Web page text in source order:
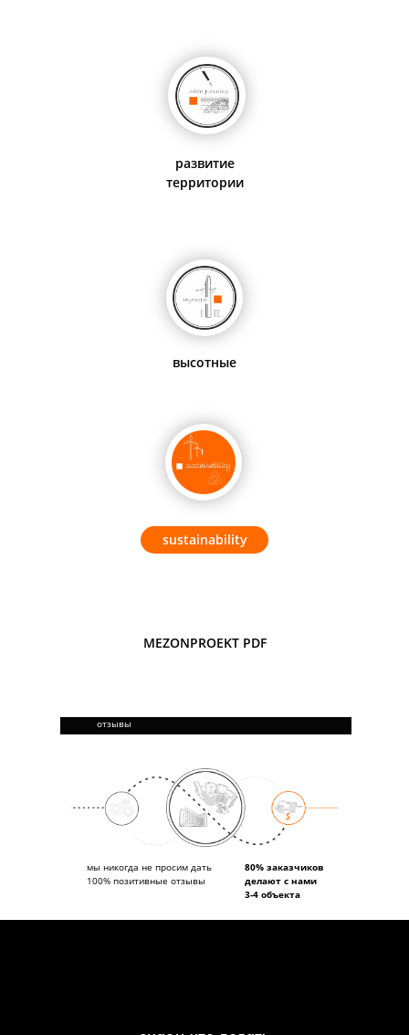
sustainability
развитие
территории
высотные
MEZONPROEKT PDF
80% заказчиков
делают с нами
3-4 объекта
отзывы
мы никогда не просим дать
100% позитивные отзывы